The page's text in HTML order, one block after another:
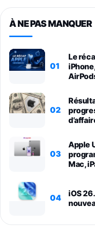
À NE PAS MANQUER
01
Le
02
03
Apple
Mac,
04
iOS